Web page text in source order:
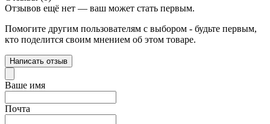
Отзывов ещё нет — ваш может стать первым.
Помогите другим пользователям с выбором - будьте первым,
кто поделится своим мнением об этом товаре.
Написать отзыв
Ваше имя
Почта